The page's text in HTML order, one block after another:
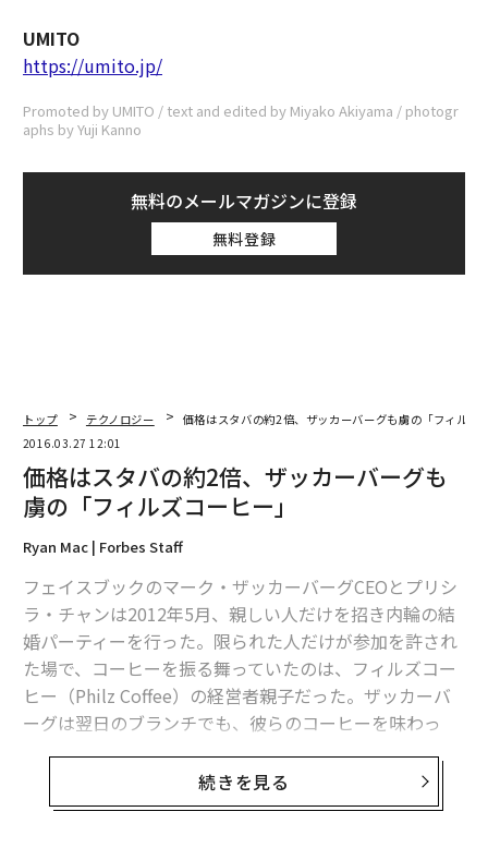
UMITO
https://umito.jp/
Promoted by UMITO / text and edited by Miyako Akiyama / photogr
aphs by Yuji Kanno
無料のメールマガジンに登録
無料登録
トップ テクノロジー
価格はスタバの約2倍、ザッカーバーグも虜の「フィルズ
2016.03.27 12:01
価格はスタバの約2倍、ザッカーバーグも
虜の「フィルズコーヒー」
Ryan Mac | Forbes Staff
フェイスブックのマーク・ザッカーバーグCEOとプリシ
ラ・チャンは2012年5月、親しい人だけを招き内輪の結
婚パーティーを行った。限られた人だけが参加を許され
た場で、コーヒーを振る舞っていたのは、フィルズコー
ヒー（Philz Coffee）の経営者親子だった。ザッカーバ
ーグは翌日のブランチでも、彼らのコーヒーを味わっ
た。
「代金は要りませんと言ったらマークは感動していまし
続きを見る